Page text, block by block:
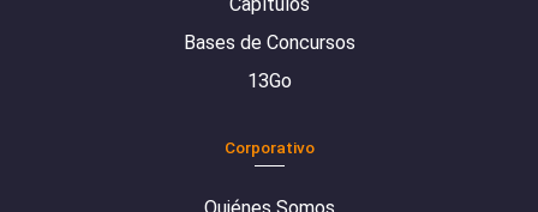
Bases de Concursos
13Go
Corporativo